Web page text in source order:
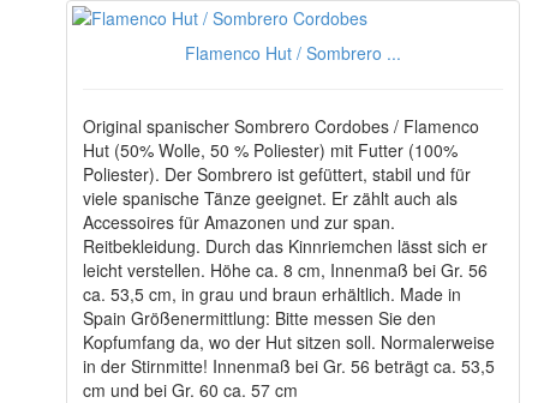
Flamenco Hut / Sombrero ...
Original spanischer Sombrero Cordobes / Flamenco
Hut (50% Wolle, 50 % Poliester) mit Futter (100%
Poliester). Der Sombrero ist gefüttert, stabil und für
viele spanische Tänze geeignet. Er zählt auch als
Accessoires für Amazonen und zur span.
Reitbekleidung. Durch das Kinnriemchen lässt sich er
leicht verstellen. Höhe ca. 8 cm, Innenmaß bei Gr. 56
ca. 53,5 cm, in grau und braun erhältlich. Made in
Spain Größenermittlung: Bitte messen Sie den
Kopfumfang da, wo der Hut sitzen soll. Normalerweise
in der Stirnmitte! Innenmaß bei Gr. 56 beträgt ca. 53,5
cm und bei Gr. 60 ca. 57 cm